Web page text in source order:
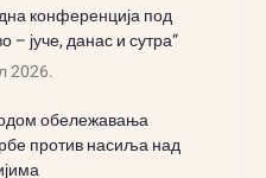
конференција под
јуче, данас и сутра“
2026.
обележавања
против насиља над